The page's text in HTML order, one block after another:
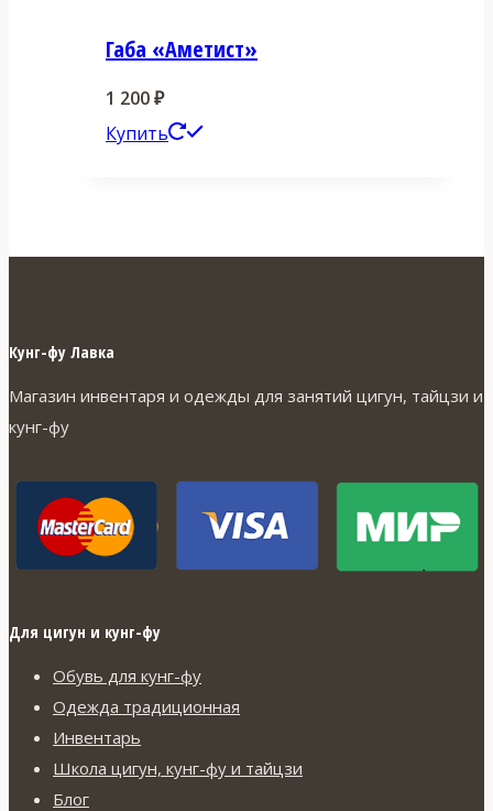
Габа «Аметист»
1 200₽
Купить
Этот
товара.
Кунг-фу Лавка
Магазин инвентаря и одежды для занятий цигун, тайцзи и
кунг-фу
Для цигун и кунг-фу
Обувь для кунг-фу
Одежда традиционная
Инвентарь
Школа цигун, кунг-фу и тайцзи
Блог